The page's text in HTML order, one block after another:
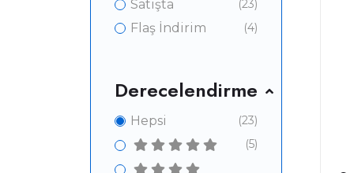
Satışta (23)
Flaş İndirim (4)
Derecelendirme
Hepsi
(23)
(5)